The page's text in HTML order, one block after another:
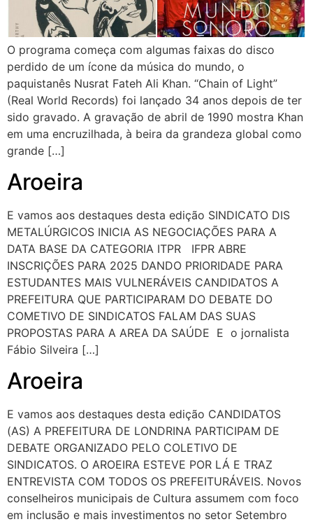
O programa começa com algumas faixas do disco
perdido de um ícone da música do mundo, o
paquistanês Nusrat Fateh Ali Khan. “Chain of Light”
(Real World Records) foi lançado 34 anos depois de ter
sido gravado. A gravação de abril de 1990 mostra Khan
em uma encruzilhada, à beira da grandeza global como
grande […]
Aroeira
E vamos aos destaques desta edição SINDICATO DIS
METALÚRGICOS INICIA AS NEGOCIAÇÕES PARA A
DATA BASE DA CATEGORIA ITPR IFPR ABRE
INSCRIÇÕES PARA 2025 DANDO PRIORIDADE PARA
ESTUDANTES MAIS VULNERÁVEIS CANDIDATOS A
PREFEITURA QUE PARTICIPARAM DO DEBATE DO
COMETIVO DE SINDICATOS FALAM DAS SUAS
PROPOSTAS PARA A AREA DA SAÚDE E o jornalista
Fábio Silveira […]
Aroeira
E vamos aos destaques desta edição CANDIDATOS
(AS) A PREFEITURA DE LONDRINA PARTICIPAM DE
DEBATE ORGANIZADO PELO COLETIVO DE
SINDICATOS. O AROEIRA ESTEVE POR LÁ E TRAZ
ENTREVISTA COM TODOS OS PREFEITURÁVEIS. Novos
conselheiros municipais de Cultura assumem com foco
em inclusão e mais investimentos no setor Setembro